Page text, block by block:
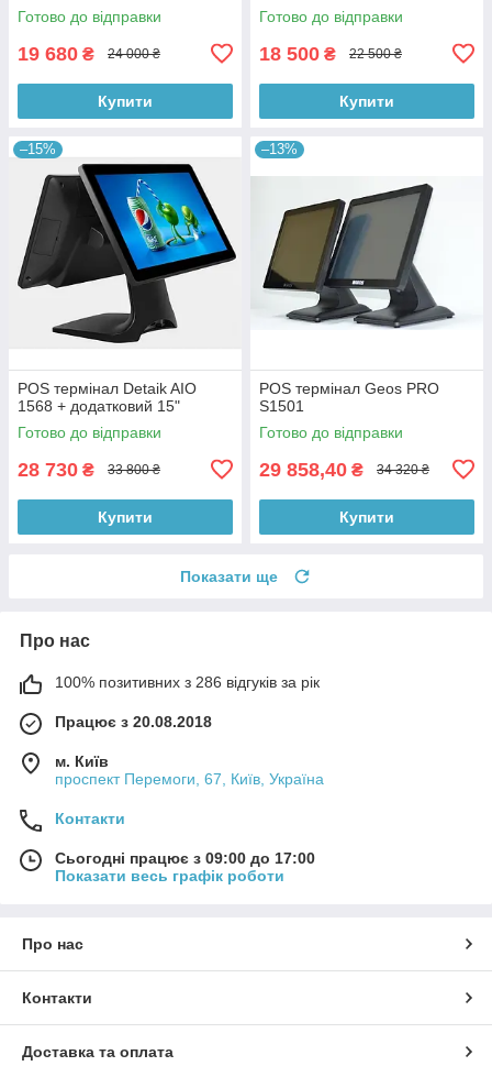
Готово до відправки
19 680 ₴ 24 000 ₴
Купити
Готово до відправки
18 500 ₴ 22 500 ₴
Купити
–15%
POS термінал Detaik AIO
1568 + додатковий 15"
Готово до відправки
28 730 ₴ 33 800 ₴
Купити
–13%
POS термінал Geos PRO
S1501
Готово до відправки
29 858,40 ₴ 34 320 ₴
Купити
Показати ще
Про нас
100% позитивних з 286 відгуків за рік
Працює з 20.08.2018
м. Київ
проспект Перемоги, 67, Київ, Україна
Контакти
Сьогодні працює з 09:00 до 17:00
Показати весь графік роботи
Про нас
Контакти
Доставка та оплата